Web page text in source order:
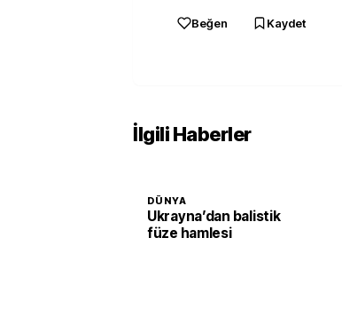
Beğen Kaydet
İlgili Haberler
DÜNYA
Ukrayna’dan balistik
füze hamlesi